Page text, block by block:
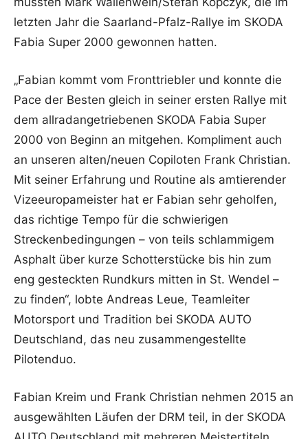
letzten Jahr die Saarland-Pfalz-Rallye im SKODA
Fabia Super 2000 gewonnen hatten.
„Fabian kommt vom Fronttriebler und konnte die
Pace der Besten gleich in seiner ersten Rallye mit
dem allradangetriebenen SKODA Fabia Super
2000 von Beginn an mitgehen. Kompliment auch
an unseren alten/neuen Copiloten Frank Christian.
Mit seiner Erfahrung und Routine als amtierender
Vizeeuropameister hat er Fabian sehr geholfen,
das richtige Tempo für die schwierigen
Streckenbedingungen – von teils schlammigem
Asphalt über kurze Schotterstücke bis hin zum
eng gesteckten Rundkurs mitten in St. Wendel –
zu finden“, lobte Andreas Leue, Teamleiter
Motorsport und Tradition bei SKODA AUTO
Deutschland, das neu zusammengestellte
Pilotenduo.
Fabian Kreim und Frank Christian nehmen 2015 an
ausgewählten Läufen der DRM teil, in der SKODA